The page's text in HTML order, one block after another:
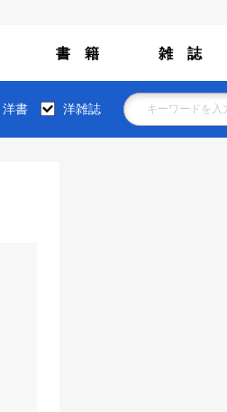
書 籍 雑 誌
洋書 洋雑誌